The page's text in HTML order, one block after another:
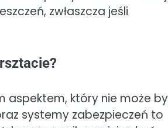
zwłaszcza jeśli
aspektem, który nie może
systemy zabezpieczeń to